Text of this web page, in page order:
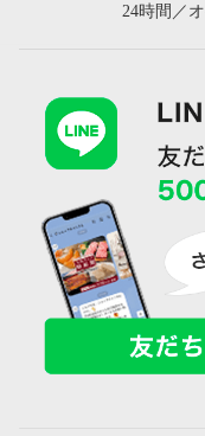
24時間／